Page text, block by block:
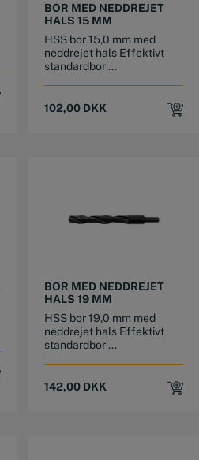
BOR MED NEDDREJET
HALS 15 MM
HSS bor 15,0 mm med
neddrejet hals Effektivt
standardbor ...
102,00 DKK
BOR MED NEDDREJET
HALS 19 MM
HSS bor 19,0 mm med
neddrejet hals Effektivt
standardbor ...
142,00 DKK